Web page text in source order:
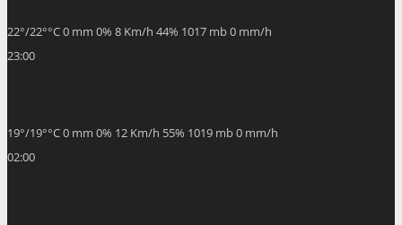
22°/22°°C0 mm 0% 8 Km/h 44% 1017 mb0 mm/h
23:00
19°/19°°C0 mm 0% 12 Km/h 55% 1019 mb0 mm/h
02:00